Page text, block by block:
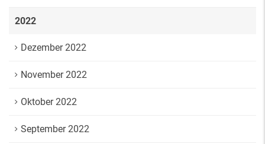
2022
Dezember 2022
November 2022
Oktober 2022
September 2022